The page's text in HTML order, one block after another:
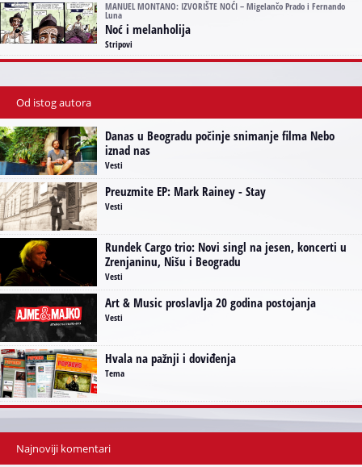
MANUEL MONTANO: IZVORIŠTE NOĆI – Migelančo Prado i Fernando
Luna
Noć i melanholija
Stripovi
Od istog autora
Danas u Beogradu počinje snimanje filma Nebo
iznad nas
Vesti
Preuzmite EP: Mark Rainey - Stay
Vesti
Rundek Cargo trio: Novi singl na jesen, koncerti u
Zrenjaninu, Nišu i Beogradu
Vesti
Art & Music proslavlja 20 godina postojanja
Vesti
Hvala na pažnji i doviđenja
Tema
Najnoviji komentari